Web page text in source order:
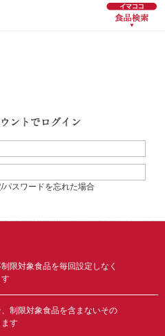
パスワードを忘れた場合
限対象食品を毎回設定しなく
制限対象食品を含まないその
す